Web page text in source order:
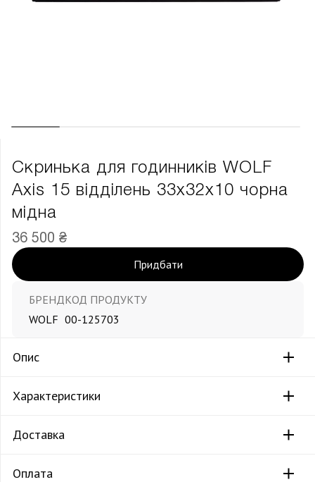
Скринька для годинників WOLF
Axis 15 відділень 33х32х10 чорна
мідна
36 500 ₴
Придбати
БРЕНД
WOLF
КОД ПРОДУКТУ
00-125703
Опис
Характеристики
Доставка
Оплата